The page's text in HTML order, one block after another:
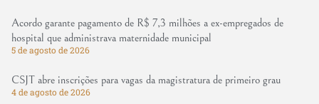
Acordo garante pagamento de R$ 7,3 milhões a ex-empregados de
hospital que administrava maternidade municipal
5 de agosto de 2026
CSJT abre inscrições para vagas da magistratura de primeiro grau
4 de agosto de 2026